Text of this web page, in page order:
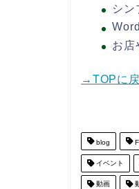
シン
お店
→TOPに
blog
イベント
動画